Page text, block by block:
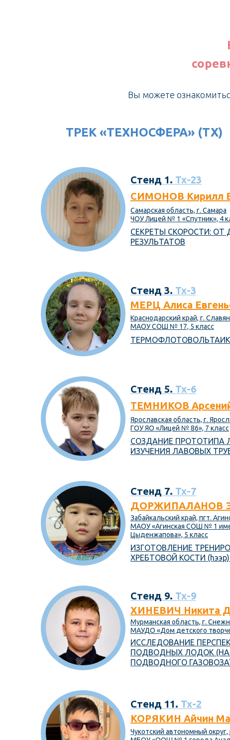
Вы можете
ТРЕК «ТЕХНОСФЕРА» (ТХ)
Самарская область, г. Самара
ЧОУ Лицей № 1 «Спутник», 4
СЕКРЕТЫ СКОРОСТИ: ОТ
РЕЗУЛЬТАТОВ
СИМОНОВ Кирилл
Стенд 1. Тх-23
Краснодарский край, г.
МАОУ СОШ № 17, 5 класс
МЕРЦ Алиса
Стенд 3. Тх-3
Ярославская область, г.
ГОУ ЯО «Лицей № 86», 7 класс
СОЗДАНИЕ ПРОТОТИПА
ИЗУЧЕНИЯ ЛАВОВЫХ
ТЕМНИКОВ
Стенд 5. Тх-6
Забайкальский край, пгт.
МАОУ «Агинская СОШ № 1
Цыденжапова», 5 класс
ИЗГОТОВЛЕНИЕ
ХРЕБТОВОЙ КОСТИ
ДОРЖИПАЛАНОВ
Стенд 7. Тх-7
Мурманская область, г.
МАУДО «Дом детского
ИССЛЕДОВАНИЕ
ПОДВОДНЫХ ЛОДОК
ПОДВОДНОГО
ХИНЕВИЧ Никита
Стенд 9. Тх-9
Чукотский автономный
КОРЯКИН Айчин
Стенд 11. Тх-2